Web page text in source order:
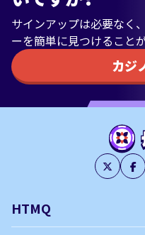
サインアップは必要なく
ーを簡単に見つけること
カジ
HTMQ